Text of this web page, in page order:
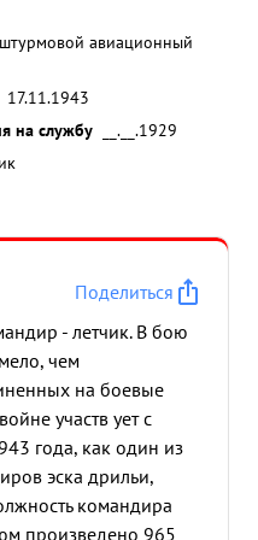
зенитных батарей.
которые водил тов.
ность этих
командова
бригады летчики
1942 ГОДА майору
Гизель и
три раза водил
вылета его группы
30 автомашин
батареи и
противника,
самолетов.
подт верждают
лейтенант АГАРЕВ
также
окружили
Гизель противнику
авиационный
17.11.1943
на службу
__.__.1929
Поделиться
- летчик. В бою
чем
на боевые
участв ует с
года, как один из
эска дрильи,
командира
произведено 965